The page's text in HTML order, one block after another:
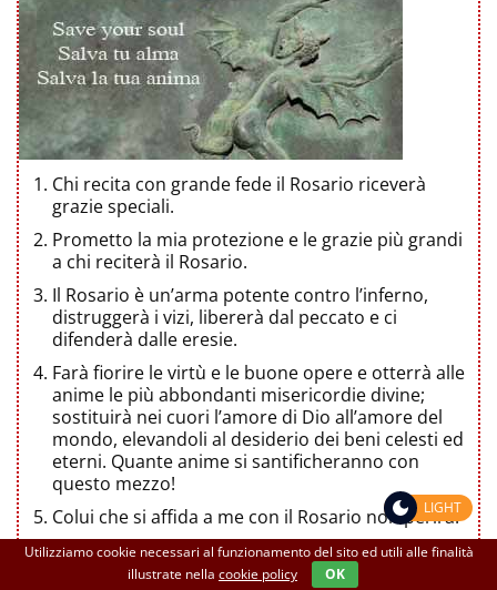
Chi recita con grande fede il Rosario riceverà
grazie speciali.
Prometto la mia protezione e le grazie più grandi
a chi reciterà il Rosario.
Il Rosario è un’arma potente contro l’inferno,
distruggerà i vizi, libererà dal peccato e ci
difenderà dalle eresie.
Farà fiorire le virtù e le buone opere e otterrà alle
anime le più abbondanti misericordie divine;
sostituirà nei cuori l’amore di Dio all’amore del
mondo, elevandoli al desiderio dei beni celesti ed
eterni. Quante anime si santificheranno con
questo mezzo!
Colui che si affida a me con il Rosario non perirà.
Colui che reciterà devotamente il mio Rosario,
meditando i suoi misteri, non sarà oppresso dalla
Utilizziamo cookie necessari al funzionamento del sito ed utili alle finalità
illustrate nella cookie policy OK
LIGHT